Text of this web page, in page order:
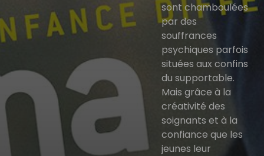
sont chamboulées
par des
souffrances
psychiques parfois
situées aux confins
du supportable.
Mais grâce à la
créativité des
soignants et à la
confiance que les
jeunes leur